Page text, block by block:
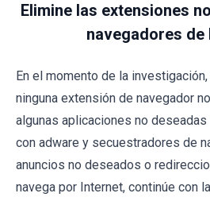
Elimine las extensiones
navegadores de
En el momento de la
ninguna extensión de navegador
algunas aplicaciones no
con adware y secuestradores de
anuncios no deseados o
navega por Internet, continúe con